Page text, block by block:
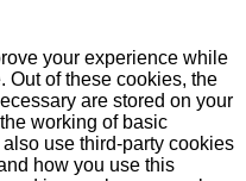
your experience while
Out of these cookies, the
are stored on your
working of basic
use third-party cookies
how you use this